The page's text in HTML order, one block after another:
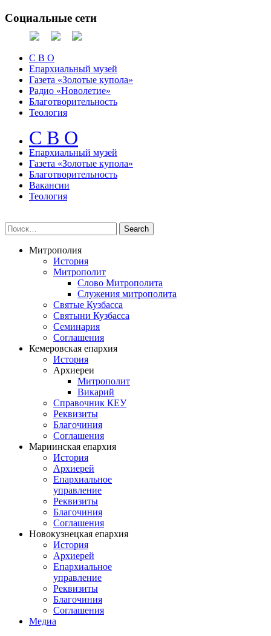
Социальные сети
С В О
Епархиальный музей
Газета «Золотые купола»
Радио «Новолетие»
Благотворительность
Теология
С В О
Епархиальный музeй
Газета «Золотые купола»
Благотворительность
Вакансии
Теология
Митрополия
История
Митрополит
Слово Митрополита
Служения митрополита
Святые Кузбасса
Святыни Кузбасса
Семинария
Соглашения
Кемеровская епархия
История
Архиереи
Митрополит
Викарий
Справочник КЕУ
Реквизиты
Благочиния
Соглашения
Мариинская епархия
История
Архиерей
Епархиальное
управление
Реквизиты
Благочиния
Соглашения
Новокузнецкая епархия
История
Архиерей
Епархиальное
управление
Реквизиты
Благочиния
Соглашения
Медиа